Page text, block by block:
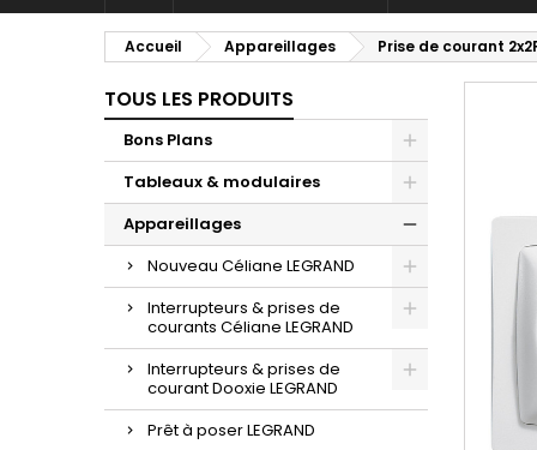
Accueil Appareillages Prise de courant
TOUS LES PRODUITS
Bons Plans
Tableaux & modulaires
Appareillages
Nouveau Céliane LEGRAND
Interrupteurs & prises de
courants Céliane LEGRAND
Interrupteurs & prises de
courant Dooxie LEGRAND
Prêt à poser LEGRAND